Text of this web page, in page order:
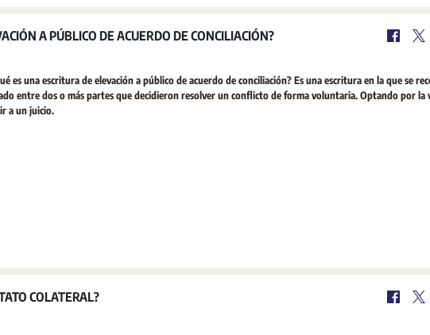
A PÚBLICO DE ACUERDO DE CONCILIACIÓN?
es una escritura de elevación a público de acuerdo de conciliación? Es una escritura en la que se
entre dos o más partes que decidieron resolver un conflicto de forma voluntaria. Optando por la
a un juicio.
COLATERAL?